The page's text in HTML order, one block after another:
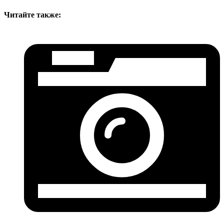
Читайте также: